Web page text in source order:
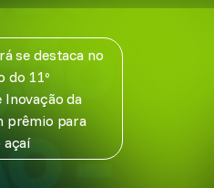
se destaca no
do 11º
Inovação da
prêmio para
açaí